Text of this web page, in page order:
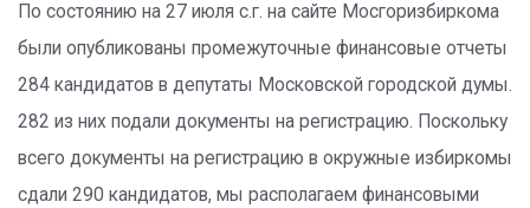
По состоянию на 27 июля с.г. на сайте Мосгоризбиркома
были опубликованы промежуточные финансовые отчеты
284 кандидатов в депутаты Московской городской думы.
282 из них подали документы на регистрацию. Поскольку
всего документы на регистрацию в окружные избиркомы
сдали 290 кандидатов, мы располагаем финансовыми